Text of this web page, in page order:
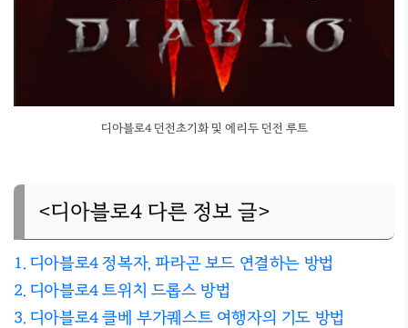
디아블로4 던전초기화 및 에리두 던전 루트
<디아블로4 다른 정보 글>
1. 디아블로4 정복자, 파라곤 보드 연결하는 방법
2. 디아블로4 트위치 드롭스 방법
3. 디아블로4 클베 부가퀘스트 여행자의 기도 방법